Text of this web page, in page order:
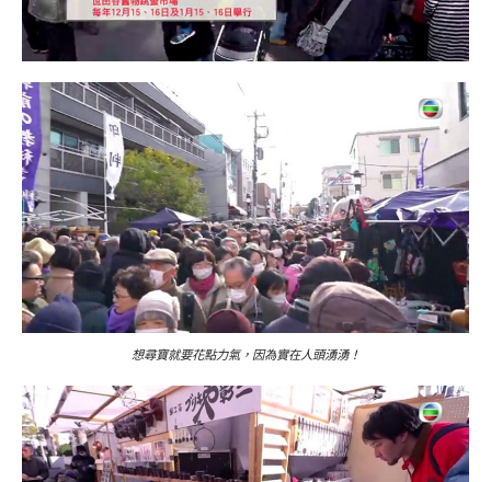
想尋寶就要花點力氣，因為實在人頭湧湧！